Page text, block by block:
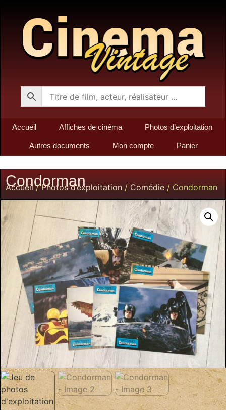
Accueil Affiches de cinéma Photos d’exploitation
Autres documents Mon compte Panier
Condorman
Accueil/Photos d’exploitation / Comédie / Condorman